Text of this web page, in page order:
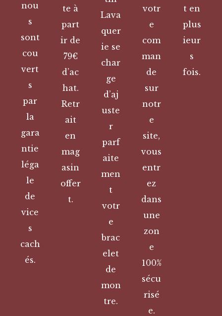
nou
s
sont
cou
vert
s
par
la
gara
ntie
léga
le
de
vice
s
cach
és.
te à
part
ir de
79€
d’ac
hat.
Retr
ait
en
mag
asin
offer
t.
Lava
quer
ie se
char
ge
d’aj
uste
r
parf
aite
men
t
votr
e
brac
elet
de
mon
tre.
votr
e
com
man
de
sur
notr
e
site,
vous
entr
ez
dans
une
zon
e
100%
sécu
risé
e.
t en
plus
ieur
s
fois.